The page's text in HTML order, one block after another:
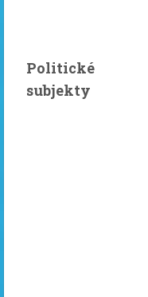
Politické
subjekty